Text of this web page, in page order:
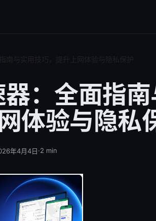
：全面指南
体验与隐私
年4月4日·2 min